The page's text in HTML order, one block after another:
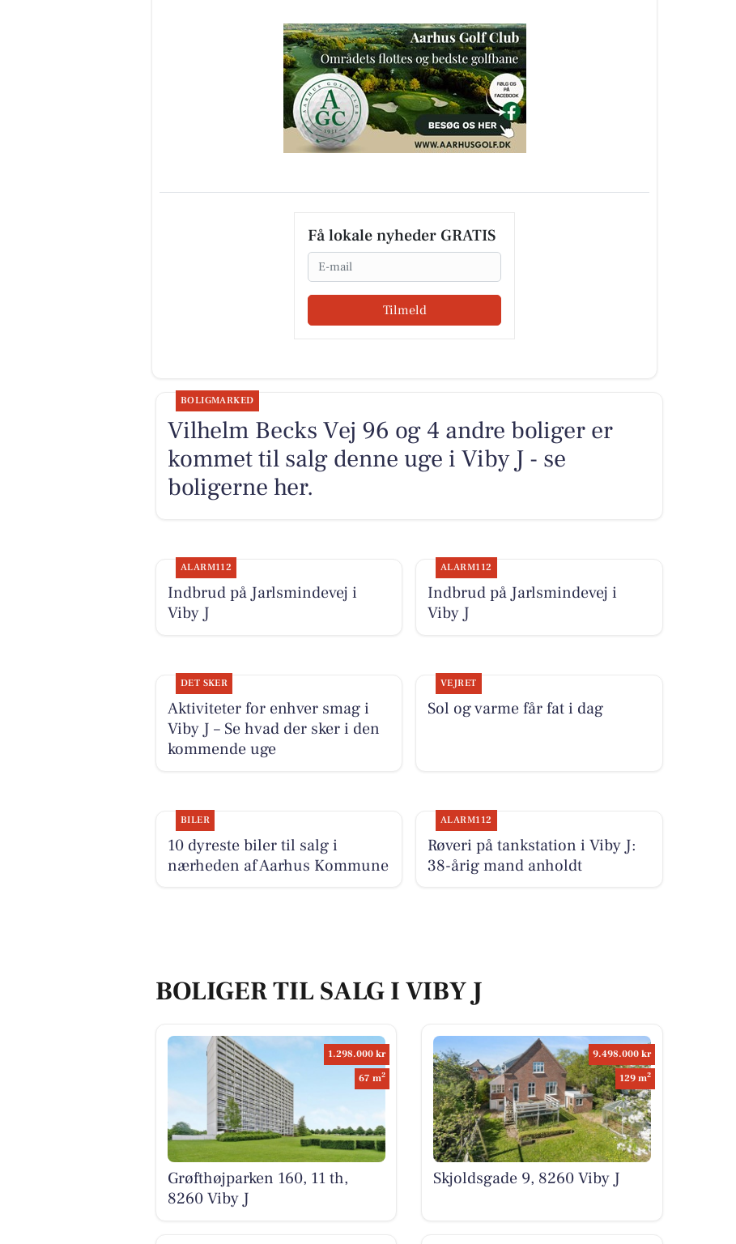
Få lokale nyheder GRATIS
Email
Tilmeld
BOLIGMARKED
Vilhelm Becks Vej 96 og 4 andre boliger er
kommet til salg denne uge i Viby J - se
boligerne her.
ALARM112
Indbrud på Jarlsmindevej i
Viby J
ALARM112
Indbrud på Jarlsmindevej i
Viby J
DET SKER
Aktiviteter for enhver smag i
Viby J – Se hvad der sker i den
kommende uge
VEJRET
Sol og varme får fat i dag
BILER
10 dyreste biler til salg i
nærheden af Aarhus Kommune
ALARM112
Røveri på tankstation i Viby J:
38-årig mand anholdt
BOLIGER TIL SALG I VIBY J
1.298.000 kr
67 m2
Grøfthøjparken 160, 11 th,
8260 Viby J
9.498.000 kr
129 m2
Skjoldsgade 9, 8260 Viby J